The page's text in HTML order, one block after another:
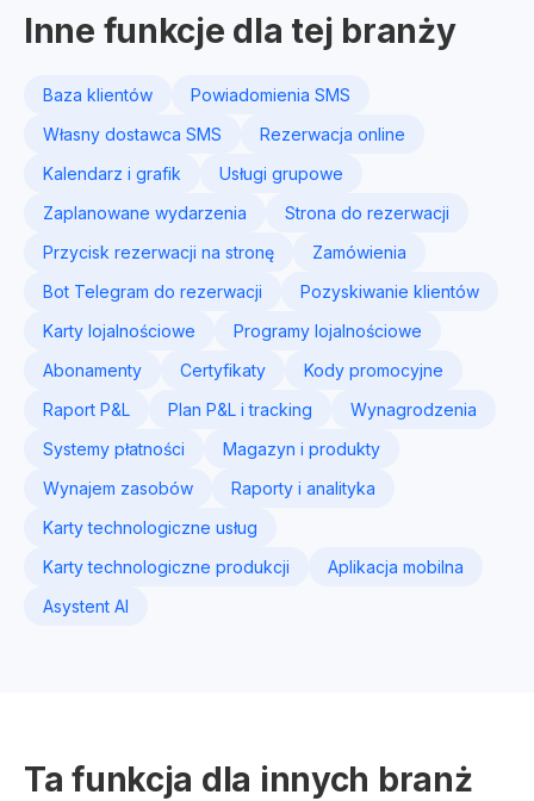
Inne funkcje dla tej branży
Baza klientów
Powiadomienia SMS
Własny dostawca SMS
Rezerwacja online
Kalendarz i grafik
Usługi grupowe
Zaplanowane wydarzenia
Strona do rezerwacji
Przycisk rezerwacji na stronę
Zamówienia
Bot Telegram do rezerwacji
Pozyskiwanie klientów
Karty lojalnościowe
Programy lojalnościowe
Abonamenty
Certyfikaty
Kody promocyjne
Raport P&L
Plan P&L i tracking
Wynagrodzenia
Systemy płatności
Magazyn i produkty
Wynajem zasobów
Raporty i analityka
Karty technologiczne usług
Karty technologiczne produkcji
Aplikacja mobilna
Asystent AI
Ta funkcja dla innych branż